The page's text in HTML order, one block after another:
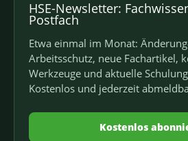
HSE-Newsletter:
Postfach
Etwa einmal im Monat:
Arbeitsschutz, neue Fachartikel,
Werkzeuge und aktuelle
Kostenlos und jederzeit
Kostenlos